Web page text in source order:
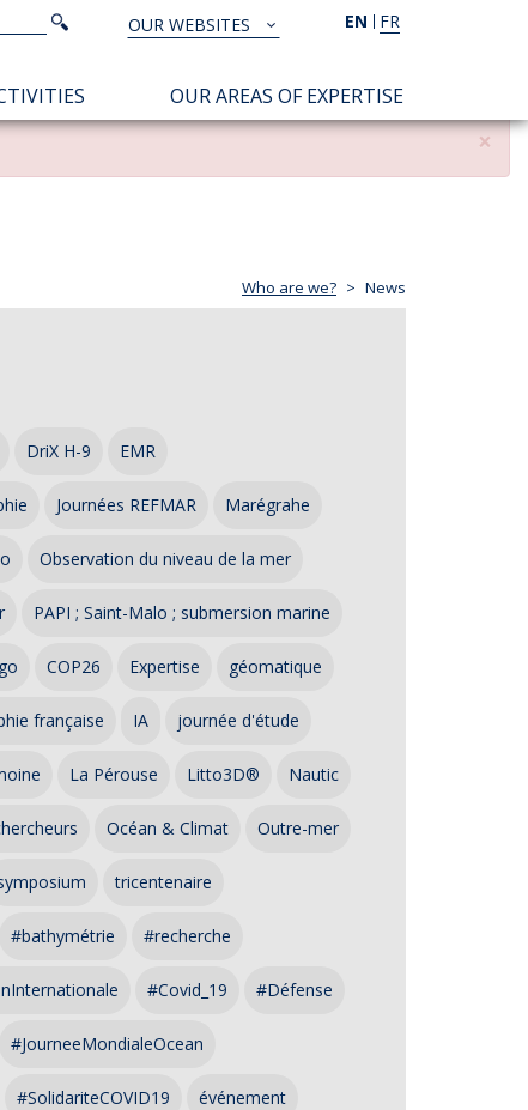
EN FR
TOUS
NOS
SITES
OUR WEBSITES
Search
Search
OUR AREAS OF EXPERTISE
×
Who are we? News
DriX H-9 EMR
Journées REFMAR Marégrahe
Observation du niveau de la mer
PAPI ; Saint-Malo ; submersion marine
COP26 Expertise géomatique
française IA journée d'étude
La Pérouse Litto3D® Nautic
Océan & Climat Outre-mer
tricentenaire
#bathymétrie #recherche
#Covid_19 #Défense
#JourneeMondialeOcean
#SolidariteCOVID19 événement